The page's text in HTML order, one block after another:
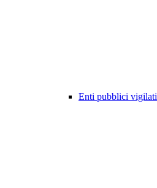
Enti pubblici vigilati